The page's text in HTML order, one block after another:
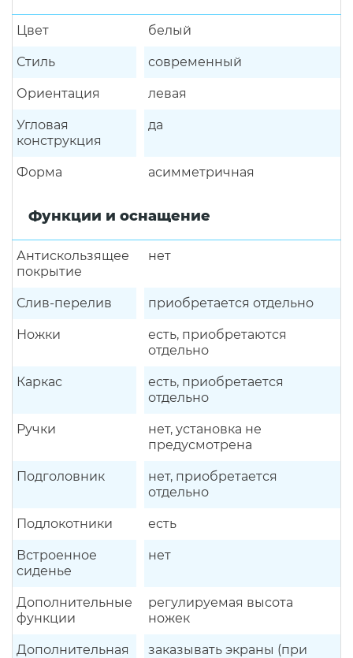
Цвет белый
Стиль современный
Ориентация левая
Угловая
конструкция
да
Форма асимметричная
Функции и оснащение
Антискользящее
покрытие
нет
Слив-перелив приобретается отдельно
Ножки
есть, приобретаются
отдельно
Каркас
есть, приобретается
отдельно
Ручки
нет, установка не
предусмотрена
Подголовник
нет, приобретается
отдельно
Подлокотники есть
Встроенное
сиденье
нет
Дополнительные
функции
регулируемая высота
ножек
Дополнительная
заказывать экраны (при